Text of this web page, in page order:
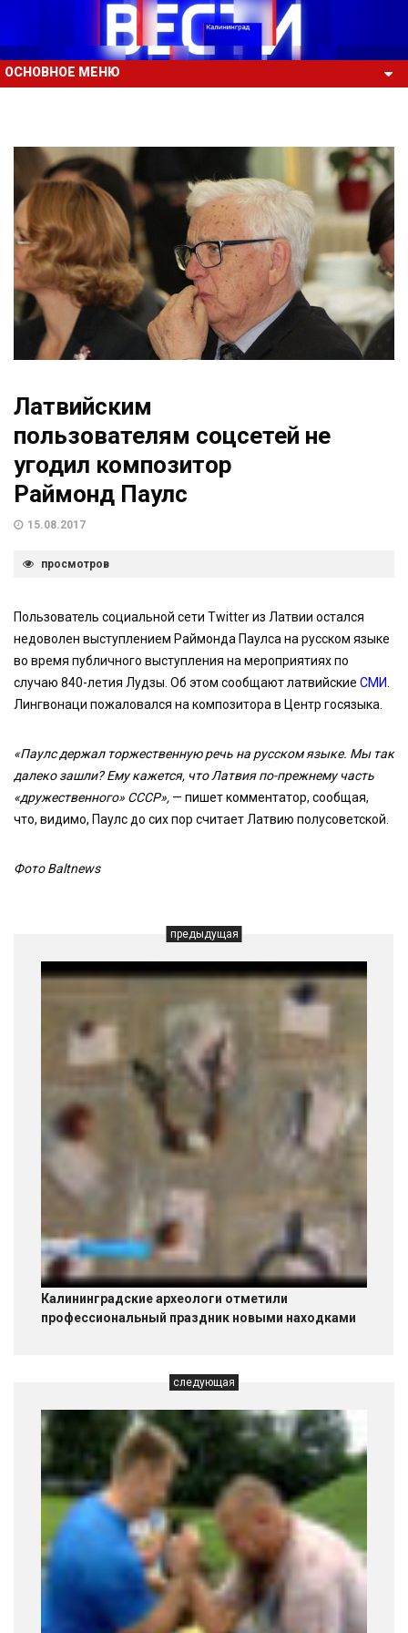
ОСНОВНОЕ МЕНЮ
Латвийским
пользователям соцсетей не
угодил композитор
Раймонд Паулс
15.08.2017
просмотров
Пользователь социальной сети Twitter из Латвии остался
недоволен выступлением Раймонда Паулса на русском языке
во время публичного выступления на мероприятиях по
случаю 840-летия Лудзы. Об этом сообщают латвийские СМИ.
Лингвонаци пожаловался на композитора в Центр госязыка.
«Паулс держал торжественную речь на русском языке. Мы так
далеко зашли? Ему кажется, что Латвия по-прежнему часть
«дружественного» СССР», — пишет комментатор, сообщая,
что, видимо, Паулс до сих пор считает Латвию полусоветской.
Фото Baltnews
предыдущая
Калининградские археологи отметили
профессиональный праздник новыми находками
следующая